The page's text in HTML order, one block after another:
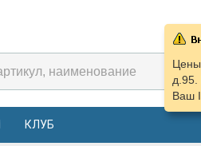
КЛУБ
Цены
д.95.
Ваш